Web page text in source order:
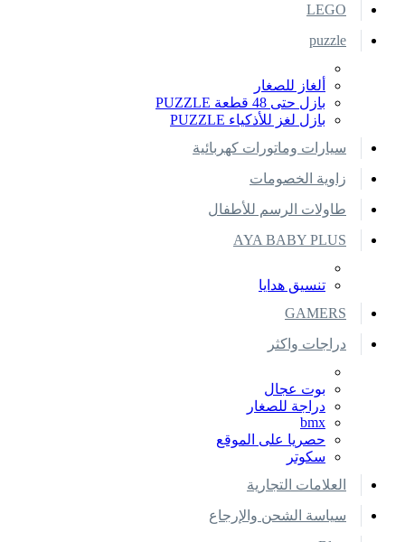
LEGO
puzzle
ألغاز للصغار
بازل حتى 48 قطعة PUZZLE
بازل لغز للأذكياء PUZZLE
سيارات وماتورات كهربائية
زاوية الخصومات
طاولات الرسم للأطفال
AYA BABY PLUS
تنسيق هدايا
GAMERS
دراجات واكثر
بوت عجال
دراجة للصغار
bmx
حصريا على الموقع
سكوتر
العلامات التجارية
سياسة الشحن والإرجاع